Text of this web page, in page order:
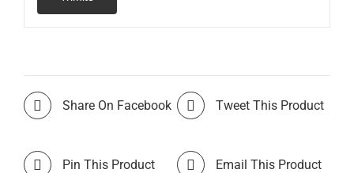
Share On Facebook Tweet This Product
Pin This Product Email This Product